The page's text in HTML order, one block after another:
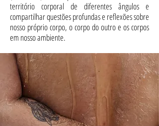
território corporal de diferentes ângulos e
compartilhar questões profundas e reflexões sobre
nosso próprio corpo, o corpo do outro e os corpos
em nosso ambiente.